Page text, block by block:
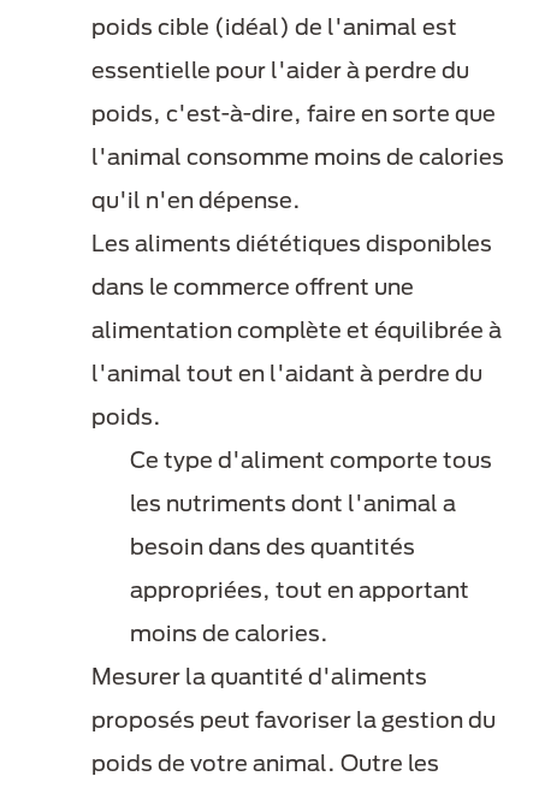
poids cible (idéal) de l'animal est
essentielle pour l'aider à perdre du
poids, c'est-à-dire, faire en sorte que
l'animal consomme moins de calories
qu'il n'en dépense.
Les aliments diététiques disponibles
dans le commerce offrent une
alimentation complète et équilibrée à
l'animal tout en l'aidant à perdre du
poids.
Ce type d'aliment comporte tous
les nutriments dont l'animal a
besoin dans des quantités
appropriées, tout en apportant
moins de calories.
Mesurer la quantité d'aliments
proposés peut favoriser la gestion du
poids de votre animal. Outre les